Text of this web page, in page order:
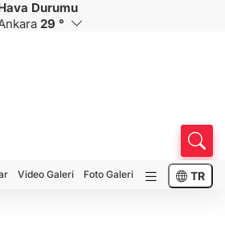
CHF
59,0072
Durumu
29 °
Video Galeri Foto Galeri TR